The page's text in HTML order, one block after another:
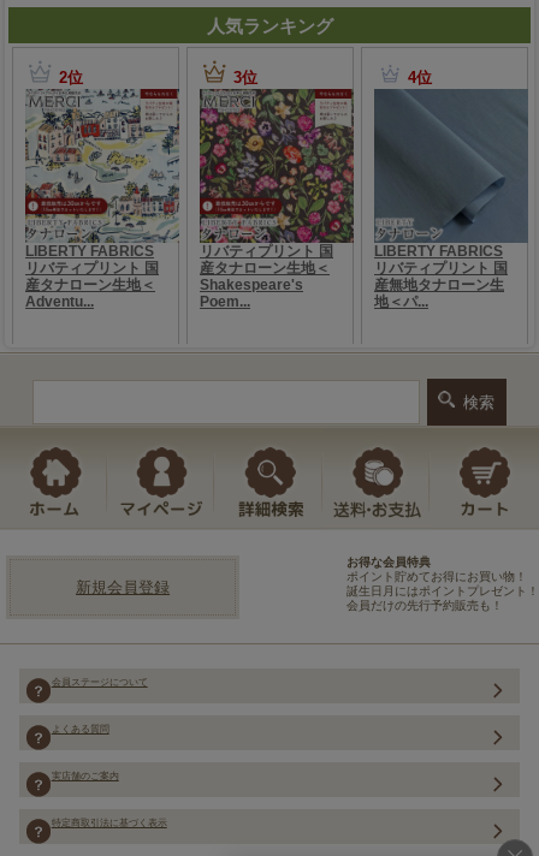
人気ランキング
新規会員登録
お得な会員特典
ポイント貯めてお得にお買い物！
誕生日月にはポイントプレゼント！
会員だけの先行予約販売も！
会員ステージについて
よくある質問
実店舗のご案内
特定商取引法に基づく表示